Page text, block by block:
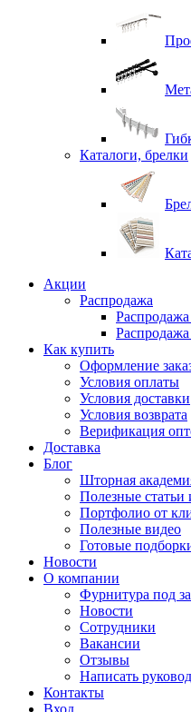
Каталоги, брелки
Акции
Распродажа
Как купить
Оформление
Условия оплаты
Условия доставки
Условия возврата
Верификация
Доставка
Блог
Шторная
Полезные статьи
Портфолио от
Полезные видео
Готовые
Новости
О компании
Фурнитура под
Новости
Сотрудники
Вакансии
Отзывы
Написать
Контакты
Вход